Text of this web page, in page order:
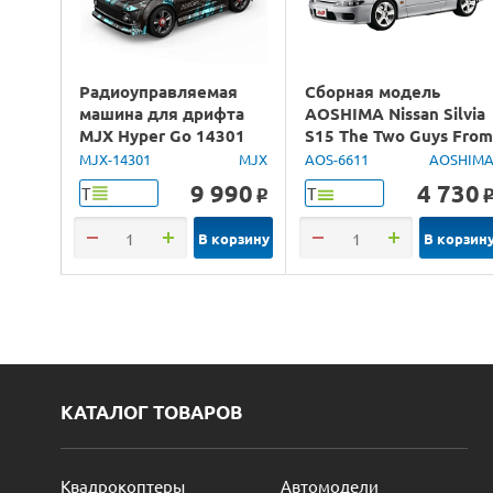
Радиоуправляемая
машина для дрифта
MJX Hyper Go 14301
Brushless 4WD 2.4G
LED 1/14 RTR
MJX-14301 MJX
Т 9 990 o
В корзину
Сборная модель
AOSHIMA Nissan Silvia
S15 The Two Guys From
Tokyo, 1/24
AOS-6611 AOSHIMA
Т 4 730 o
В
КАТАЛОГ ТОВАРОВ
Квадрокоптеры Автомодели